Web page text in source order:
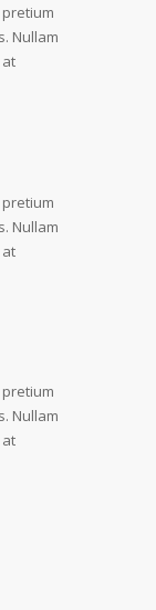
Nullam
Nullam
Nullam